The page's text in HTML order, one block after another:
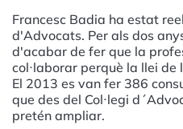
Francesc Badia ha estat
d'Advocats. Per als dos
d'acabar de fer que la
col·laborar perquè la llei
El 2013 es van fer 386
que des del Col·legi
pretén ampliar.